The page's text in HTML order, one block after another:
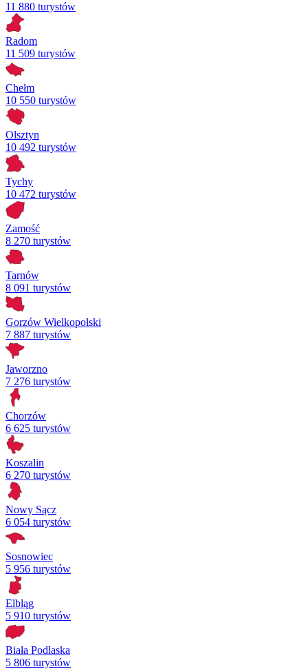
11 880 turystów
Radom
11 509 turystów
Chełm
10 550 turystów
Olsztyn
10 492 turystów
Tychy
10 472 turystów
Zamość
8 270 turystów
Tarnów
8 091 turystów
Gorzów Wielkopolski
7 887 turystów
Jaworzno
7 276 turystów
Chorzów
6 625 turystów
Koszalin
6 270 turystów
Nowy Sącz
6 054 turystów
Sosnowiec
5 956 turystów
Elbląg
5 910 turystów
Biała Podlaska
5 806 turystów